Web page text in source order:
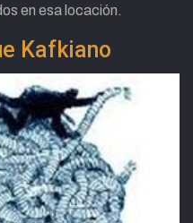
en esa locación.
Kafkiano